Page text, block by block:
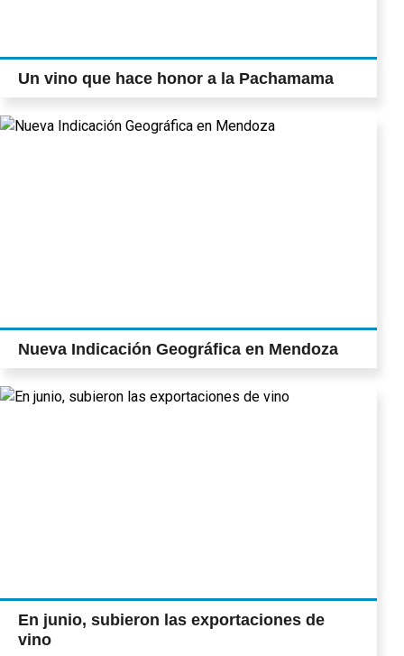
Un vino que hace honor a la Pachamama
Nueva Indicación Geográfica en Mendoza
En junio, subieron las exportaciones de
vino